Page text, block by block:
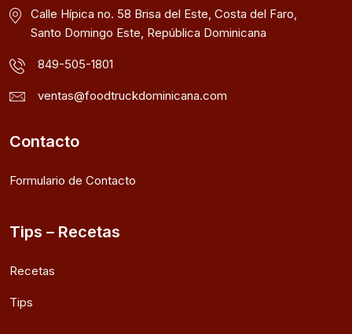
Calle Hípica no. 58 Brisa del Este, Costa del Faro,
Santo Domingo Este, República Dominicana
849-505-1801
ventas@foodtruckdominicana.com
Contacto
Formulario de Contacto
Tips – Recetas
Recetas
Tips